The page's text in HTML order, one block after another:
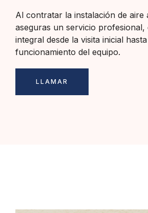
Al contratar la instalación de
aseguras un servicio
integral desde la visita inicial
funcionamiento del equipo.
LLAMAR